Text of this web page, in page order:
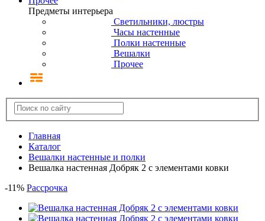
Предметы интерьера
Светильники, люстры
Часы настенные
Полки настенные
Вешалки
Прочее
Главная
Каталог
Вешалки настенные и полки
Вешалка настенная Добряк 2 с элементами ковки
-11% Рассрочка